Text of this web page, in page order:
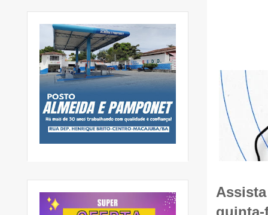
quinta-